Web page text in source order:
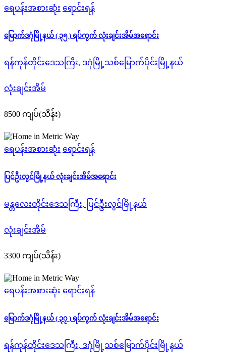
ရေပန်းအစားဆုံး ရောင်းရန်
မြောက်ဒဂုံမြို့နယ် ( ၃၅ ) ရပ်ကွက် လုံးချင်းအိမ်အရောင်း
ရန်ကုန်တိုင်းဒေသကြီး, ဒဂုံမြို့သစ်မြောက်ပိုင်းမြို့နယ်
လုံးချင်းအိမ်
8500 ကျပ်(သိန်း)
ရေပန်းအစားဆုံး ရောင်းရန်
ပြင်ဦးလွင်မြို့နယ် လုံးချင်းအိမ်အရောင်း
မန္တလေးတိုင်းဒေသကြီး, ပြင်ဦးလွင်မြို့နယ်
လုံးချင်းအိမ်
3300 ကျပ်(သိန်း)
ရေပန်းအစားဆုံး ရောင်းရန်
မြောက်ဒဂုံမြို့နယ် ( ၃၇ ) ရပ်ကွက် လုံးချင်းအိမ်အရောင်း
ရန်ကုန်တိုင်းဒေသကြီး, ဒဂုံမြို့သစ်မြောက်ပိုင်းမြို့နယ်